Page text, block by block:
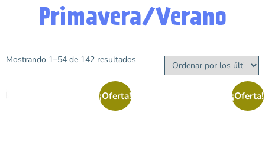
Primavera/Verano
22 26
Mostrando 1–54 de 142 resultados
¡Oferta! ¡Oferta!